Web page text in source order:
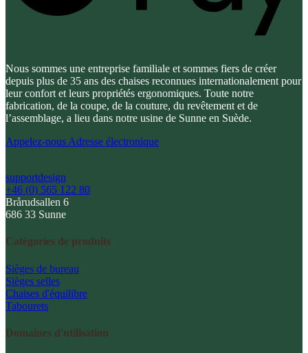
Nous sommes une entreprise familiale et sommes fiers de créer
depuis plus de 35 ans des chaises reconnues internationalement pour
leur confort et leurs propriétés ergonomiques. Toute notre
fabrication, de la coupe, de la couture, du revêtement et de
l’assemblage, a lieu dans notre usine de Sunne en Suède.
Appelez-nous Adresse électronique
supportdesign
+46 (0) 565 122 80
Brårudsallen 6
686 33 Sunne
Catégories de produits
Sièges de bureau
Sièges selles
Chaises d'équilibre
Tabourets
Domaines d'utilisation